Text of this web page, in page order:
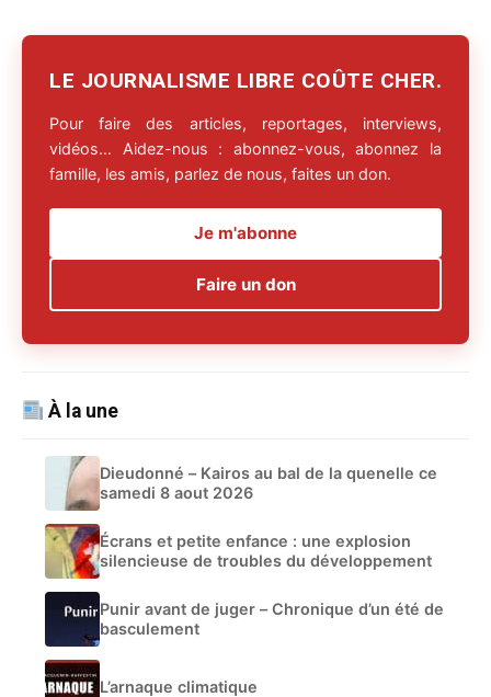
LE JOURNALISME LIBRE COÛTE CHER.
Pour faire des articles, reportages, interviews,
vidéos… Aidez-nous : abonnez-vous, abonnez la
famille, les amis, parlez de nous, faites un don.
Je m'abonne
Faire un don
À la une
Dieudonné – Kairos au bal de la quenelle ce
samedi 8 aout 2026
Écrans et petite enfance : une explosion
silencieuse de troubles du développement
Punir avant de juger – Chronique d’un été de
basculement
L’arnaque climatique